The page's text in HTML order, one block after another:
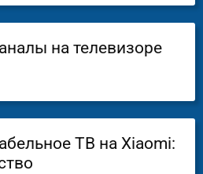
на телевизоре
ТВ на Xiaomi: